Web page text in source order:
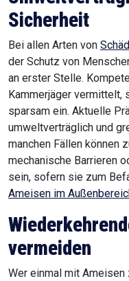
Sicherheit
Bei allen Arten von
der Schutz von
an erster Stelle.
Kammerjäger
sparsam ein. Aktuelle
umweltverträglich und
manchen Fällen können
mechanische Barrieren
sein, sofern sie zum
Ameisen im
vermeiden
Wer einmal mit